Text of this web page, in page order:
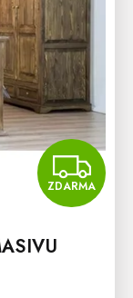
ZDARMA